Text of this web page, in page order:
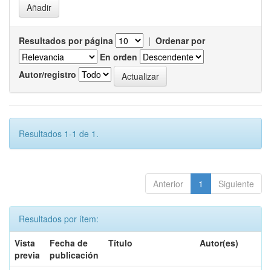
Resultados por página | Ordenar por
En orden
Autor/registro
Resultados 1-1 de 1.
Anterior 1 Siguiente
Resultados por ítem:
Vista
previa
Fecha de
publicación
Título Autor(es)